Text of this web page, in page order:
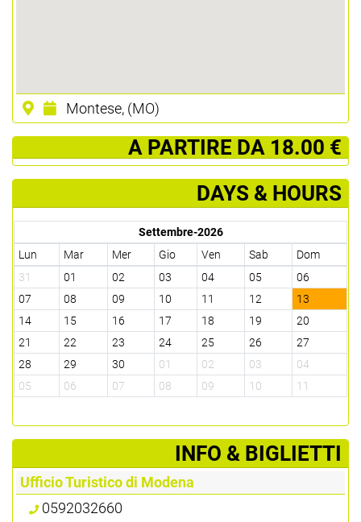
Montese, (MO)
­ A PARTIRE DA 18.00 €
DAYS & HOURS
Settembre-2026
Lun
Mar Mer Gio Ven Sab
Dom
31
01 02 03 04 05
06
07
08 09 10 11 12
13
14
15 16 17 18 19
20
21
22 23 24 25 26
27
28
29 30 01 02 03
04
05
06 07 08 09 10 11
­INFO & BIGLIETTI
Ufficio Turistico di Modena
0592032660